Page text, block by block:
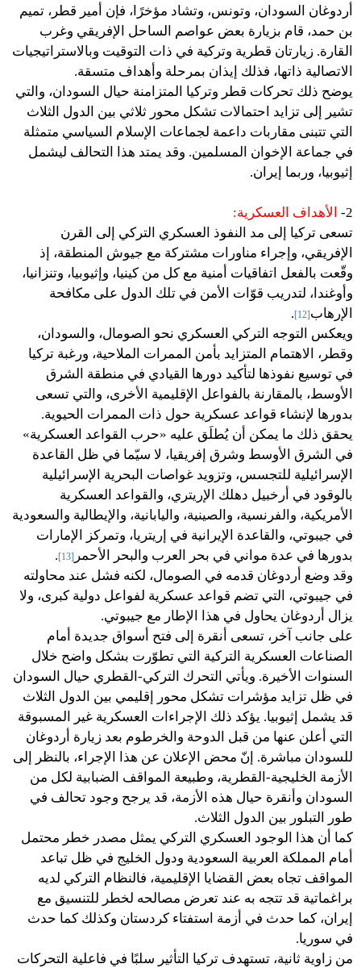
أردوغان السودان، وتونس، وتشاد مؤخرًا، فإن أمير قطر، تميم
بن حمد، قام بزيارة بعض عواصم الساحل الإفريقي وغرب
القارة. زيارتان قطرية وتركية في ذات التوقيت وبالاستراتيجيات
الاتصالية ذاتها، فذلك إيذان بمرحلة وأهداف متسقة.
يوضح ذلك تحركات قطر وتركيا المتزامنة حيال السودان، والتي
تشير إلى تزايد احتمالات تشكل محور ثلاثي بين الدول الثلاث
التي تتبنى مقاربات داعمة لجماعات الإسلام السياسي متمثلة
في جماعة الإخوان المسلمين. وقد يمتد هذا التحالف ليشمل
إثيوبيا، وربما إيران.
2-
الأهداف العسكرية:
تسعى تركيا إلى مد النفوذ العسكري التركي إلى القرن
الإفريقي، وإجراء مناورات مشتركة مع جيوش المنطقة، إذ
وقّعت بالفعل اتفاقيات أمنية مع كل من كينيا، وإثيوبيا، وتنزانيا،
وأوغندا، لتدريب قوّات الأمن في تلك الدول على مكافحة
الإرهاب [12]
.
ويعكس التوجه التركي العسكري نحو الصومال، والسودان،
وقطر، الاهتمام المتزايد بأمن الممرات الملاحية، ورغبة تركيا
في توسيع نفوذها لتأكيد دورها القيادي في منطقة الشرق
الأوسط، بالمقارنة بالفواعل الإقليمية الأخرى، والتي تسعى
بدورها لإنشاء قواعد عسكرية حول ذات الممرات الحيوية.
يحقق ذلك ما يمكن أن يُطلَق عليه «حرب القواعد العسكرية»
في الشرق الأوسط وشرق إفريقيا، لا سيّما في ظل القاعدة
الإسرائيلية للتجسس، وتزويد غواصات البحرية الإسرائيلية
بالوقود في أرخبيل دهلك الإريتري، والقواعد العسكرية
الأمريكية، والفرنسية، والصينية، واليابانية، والإيطالية والسعودية
في جيبوتي، والقاعدة الإيرانية في إريتريا، وتمركز الإمارات
بدورها في عدة مواني في بحر العرب والبحر الأحمر [13]
.
وقد وضع أردوغان قدمه في الصومال، لكنه فشل عند محاولته
في جيبوتي، التي تضم قواعد عسكرية لفواعل دولية كبرى، ولا
يزال أردوغان يحاول في هذا الإطار مع جيبوتي.
على جانب آخر، تسعى أنقرة إلى فتح أسواق جديدة أمام
الصناعات العسكرية التركية التي تطوّرت بشكل واضح خلال
السنوات الأخيرة. ويأتي التحرك التركي-القطري حيال السودان
في ظل تزايد مؤشرات تشكل محور إقليمي بين الدول الثلاث
قد يشمل إثيوبيا. يؤكد ذلك الإجراءات العسكرية غير المسبوقة
التي أعلن عنها من قبل الدوحة والخرطوم بعد زيارة أردوغان
للسودان مباشرة. إنّ محض الإعلان عن هذا الإجراء، بالنظر إلى
الأزمة الخليجية-القطرية، وطبيعة المواقف الضبابية لكل من
السودان وأنقرة حيال هذه الأزمة، قد يرجح وجود تحالف في
طور التبلور بين الدول الثلاث.
كما أن هذا الوجود العسكري التركي يمثل مصدر خطر محتمل
أمام المملكة العربية السعودية ودول الخليج في ظل تباعد
المواقف تجاه بعض القضايا الإقليمية، فالنظام التركي لديه
براغماتية قد تتجه به عند تعرض مصالحه لخطر للتنسيق مع
إيران، كما حدث في أزمة استفتاء كردستان وكذلك كما حدث
في سوريا.
من زاوية ثانية، تستهدف تركيا التأثير سلبًا في فاعلية التحركات